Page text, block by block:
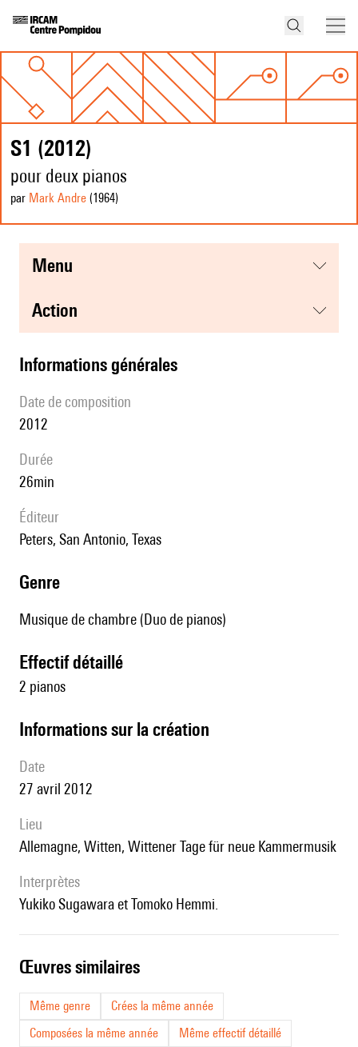
S1 (2012)
pour deux pianos
par Mark Andre (1964)
menu
action
informations générales
date de composition
2012
durée
26min
éditeur
Peters, San Antonio, Texas
genre
Musique de chambre (Duo de pianos)
effectif détaillé
2 pianos
informations sur la création
date
27 avril 2012
lieu
Allemagne, Witten, Wittener Tage für neue Kammermusik
interprètes
Yukiko Sugawara et Tomoko Hemmi.
œuvres similaires
Même genre
Crées la même année
Composées la même année
Même effectif détaillé